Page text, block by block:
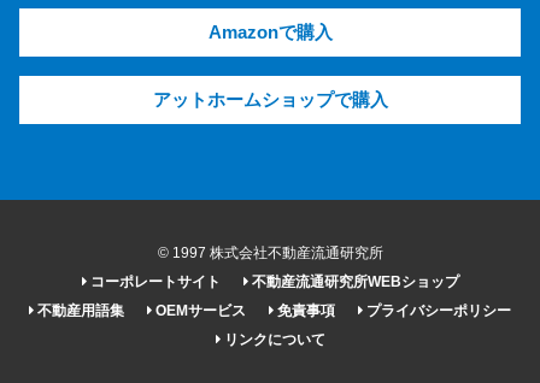
Amazonで購入
アットホームショップで購入
© 1997 株式会社不動産流通研究所
コーポレートサイト
不動産流通研究所WEBショップ
不動産用語集
OEMサービス 免責事項
プライバシーポリシー
リンクについて